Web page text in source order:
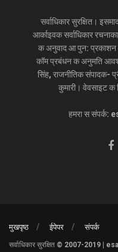
सर्वाधिकार सुरक्षित।
आर्काइवक सर्वाधिकार
क अनुवाद आ पुन: प्रकाशन
कॉम प्रबंधन क अनुमति
सिंह, राजनीतिक संपादक-
कुमारी। वेवसाइट
हमरा स
मुखपृष्ठ ईपेपर संपर्क
सर्वाधिकार सुरक्षित © 2007-2019 |